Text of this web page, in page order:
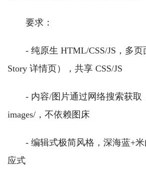
要求：
- 纯原生 HTML/CSS/JS，多
Story 详情页），共享 CSS/JS
- 内容/图片通过网络搜索获取
images/，不依赖图床
- 编辑式极简风格，深海蓝+
应式